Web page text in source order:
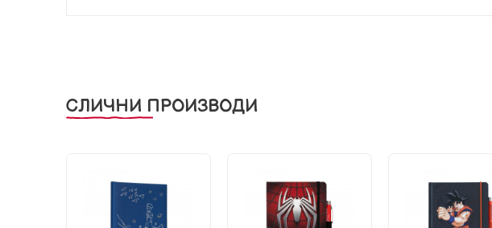
СЛИЧНИ ПРОИЗВОДИ